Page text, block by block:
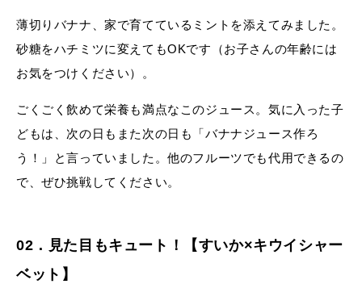
薄切りバナナ、家で育てているミントを添えてみました。
砂糖をハチミツに変えてもOKです（お子さんの年齢には
お気をつけください）。
ごくごく飲めて栄養も満点なこのジュース。気に入った子
どもは、次の日もまた次の日も「バナナジュース作ろ
う！」と言っていました。他のフルーツでも代用できるの
で、ぜひ挑戦してください。
02．見た目もキュート！【すいか×キウイシャー
ベット】